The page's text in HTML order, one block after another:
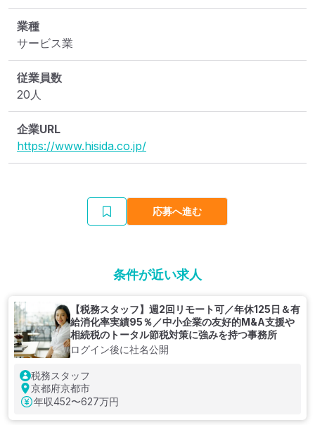
業種
サービス業
従業員数
20人
企業URL
https://www.hisida.co.jp/
応募へ進む
条件が近い求人
【税務スタッフ】週2回リモート可／年休125日＆有
給消化率実績95％／中小企業の友好的M&A支援や
相続税のトータル節税対策に強みを持つ事務所
ログイン後に社名公開
税務スタッフ
京都府京都市
年収452〜627万円